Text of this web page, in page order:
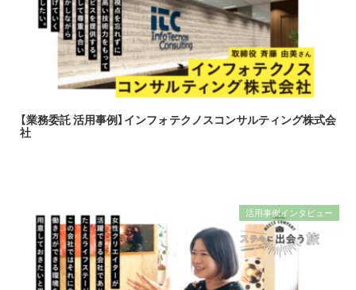
【業務委託 活用事例】インフォテクノスコンサルティング株式会
社
活用事例インタビュー